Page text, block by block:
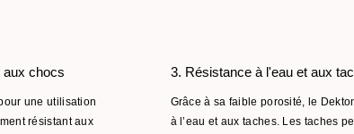
aux chocs
une utilisation
résistant aux
3. Résistance à l'eau et aux
Grâce à sa faible porosité, le
à l’eau et aux taches. Les taches